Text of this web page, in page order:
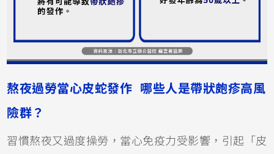
熬夜過勞當心皮蛇發作 哪些人是帶狀皰疹高風
險群？
習慣熬夜又過度操勞，當心免疫力受影響，引起「皮